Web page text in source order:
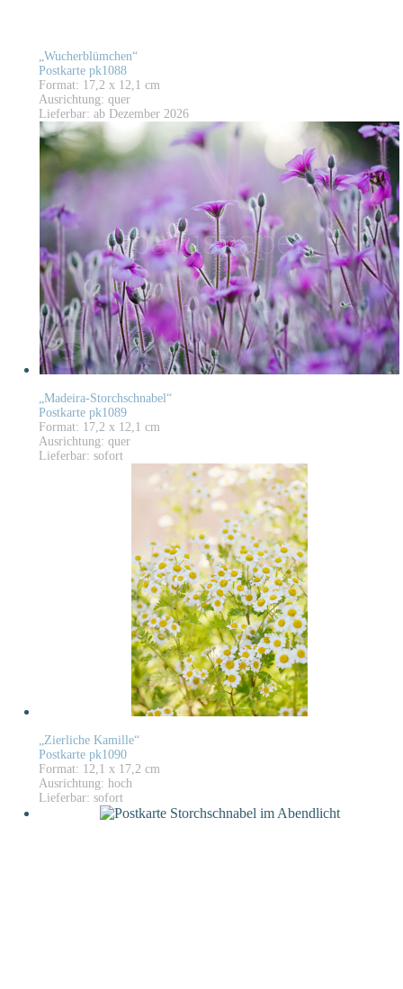
„Wucherblümchen“
Postkarte pk1088
Format: 17,2 x 12,1 cm
Ausrichtung: quer
Lieferbar: ab Dezember 2026
„Madeira-Storchschnabel“
Postkarte pk1089
Format: 17,2 x 12,1 cm
Ausrichtung: quer
Lieferbar: sofort
„Zierliche Kamille“
Postkarte pk1090
Format: 12,1 x 17,2 cm
Ausrichtung: hoch
Lieferbar: sofort